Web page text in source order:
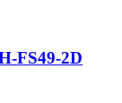
FS49-2D